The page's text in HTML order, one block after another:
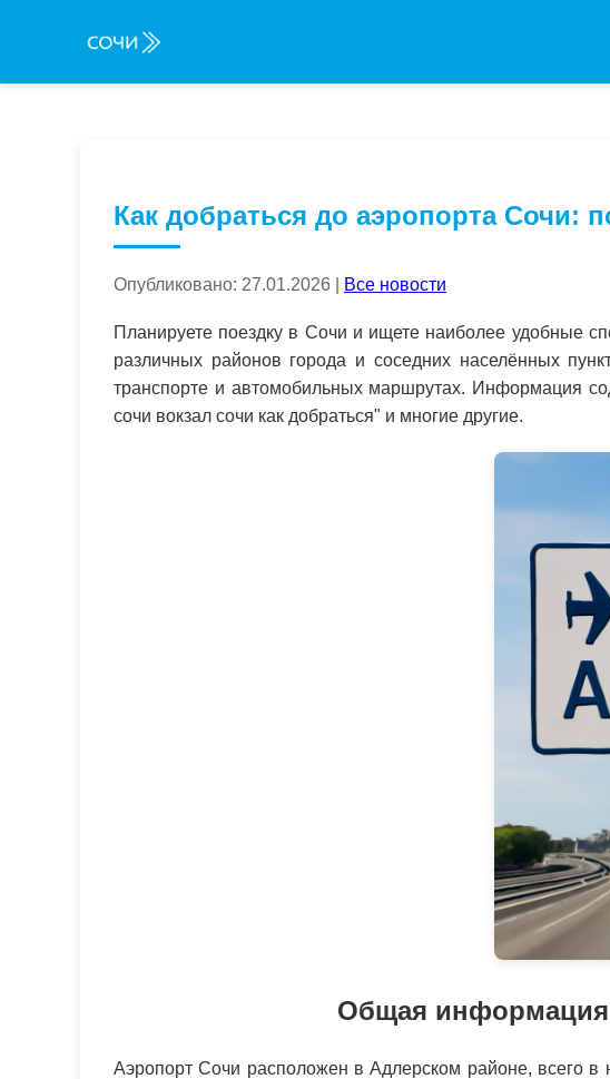
Как добраться до аэропорта Сочи:
Опубликовано: 27.01.2026 | Все новости
Планируете поездку в Сочи и ищете наиболее удобные
различных районов города и соседних населённых
транспорте и автомобильных маршрутах. Информация
сочи вокзал сочи как добраться" и многие другие.
Общая информация
Аэропорт Сочи расположен в Адлерском районе, всего в